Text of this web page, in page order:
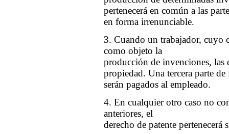
pertenecerá en común a las
en forma irrenunciable.
3. Cuando un trabajador, cuyo
como objeto la
producción de invenciones, las
propiedad. Una tercera parte
serán pagados al empleado.
4. En cualquier otro caso no
anteriores, el
derecho de patente pertenecerá